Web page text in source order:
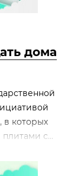
дома
в которых
с...